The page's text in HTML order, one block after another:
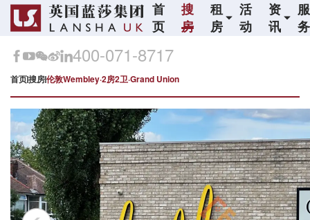
首
页
搜
房
租
房
活
动
资
讯
服
务
400-071-8717
首页搜房伦敦Wembley·2房2卫·Grand Union